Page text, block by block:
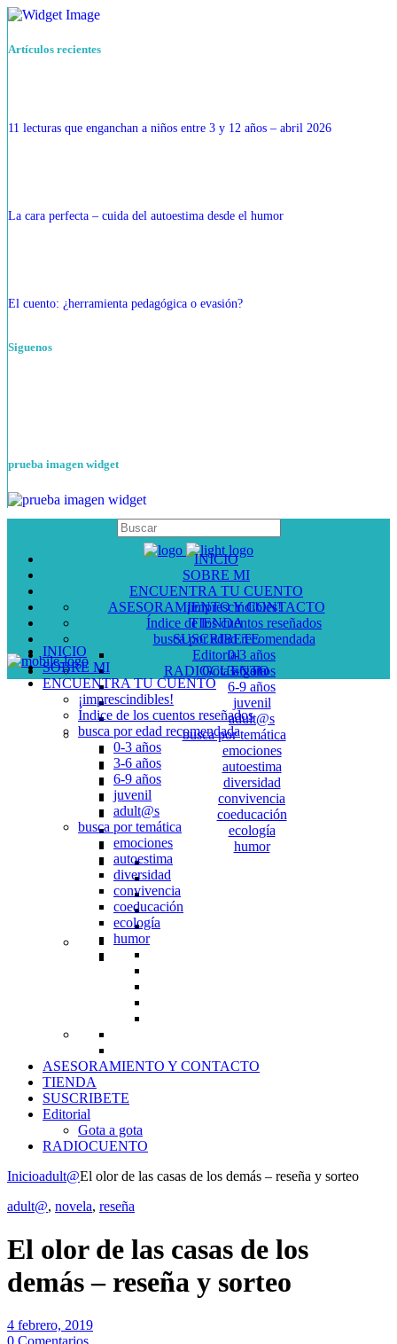
Artículos recientes
11 lecturas que enganchan a niños entre 3 y 12 años – abril 2026
La cara perfecta – cuida del autoestima desde el humor
El cuento: ¿herramienta pedagógica o evasión?
Siguenos
prueba imagen widget
INICIO
SOBRE MI
ENCUENTRA TU CUENTO
¡imprescindibles!
Índice de los cuentos reseñados
busca por edad recomendada
0-3 años
3-6 años
6-9 años
juvenil
adult@s
busca por temática
emociones
autoestima
diversidad
convivencia
coeducación
ecología
humor
ASESORAMIENTO Y CONTACTO
TIENDA
SUSCRIBETE
Editorial
Gota a gota
RADIOCUENTO
INICIO
SOBRE MI
ENCUENTRA TU CUENTO
¡imprescindibles!
Índice de los cuentos reseñados
busca por edad recomendada
0-3 años
3-6 años
6-9 años
juvenil
adult@s
busca por temática
emociones
autoestima
diversidad
convivencia
coeducación
ecología
humor
ASESORAMIENTO Y CONTACTO
TIENDA
SUSCRIBETE
Editorial
Gota a gota
RADIOCUENTO
Inicioadult@El olor de las casas de los demás – reseña y sorteo
adult@, novela, reseña
El olor de las casas de los
demás – reseña y sorteo
4 febrero, 2019